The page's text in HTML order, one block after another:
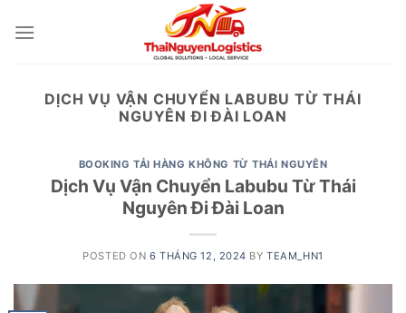
DỊCH VỤ VẬN CHUYỂN LABUBU TỪ THÁI
NGUYÊN ĐI ĐÀI LOAN
BOOKING TẢI HÀNG KHÔNG TỪ THÁI NGUYÊN
Dịch Vụ Vận Chuyển Labubu Từ Thái
Nguyên Đi Đài Loan
POSTED ON 6 THÁNG 12, 2024 BYTEAM_HN1